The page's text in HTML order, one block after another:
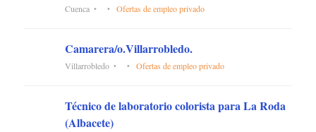
Cuenca Ofertas de empleo privado
Camarera/o.Villarrobledo.
Villarrobledo Ofertas de empleo privado
Técnico de laboratorio colorista para La Roda
(Albacete)